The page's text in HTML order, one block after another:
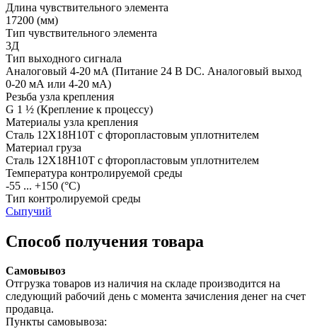
Длина чувствительного элемента
17200 (мм)
Тип чувствительного элемента
3Д
Тип выходного сигнала
Аналоговый 4-20 мА (Питание 24 В DC. Аналоговый выход
0-20 мА или 4-20 мА)
Резьба узла крепления
G 1 ½ (Крепление к процессу)
Материалы узла крепления
Сталь 12Х18Н10Т с фторопластовым уплотнителем
Материал груза
Сталь 12Х18Н10Т с фторопластовым уплотнителем
Температура контролируемой среды
-55 ... +150 (°С)
Тип контролируемой среды
Сыпучий
Способ получения товара
Самовывоз
Отгрузка товаров из наличия на складе производится на
следующий рабочий день с момента зачисления денег на счет
продавца.
Пункты самовывоза: